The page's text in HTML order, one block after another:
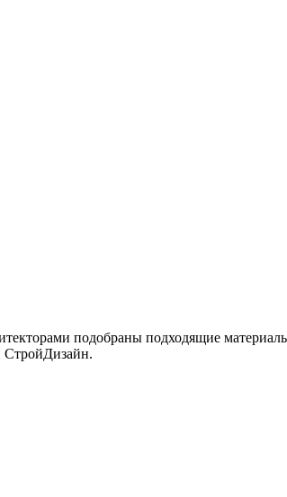
подобраны подходящие
СтройДизайн.